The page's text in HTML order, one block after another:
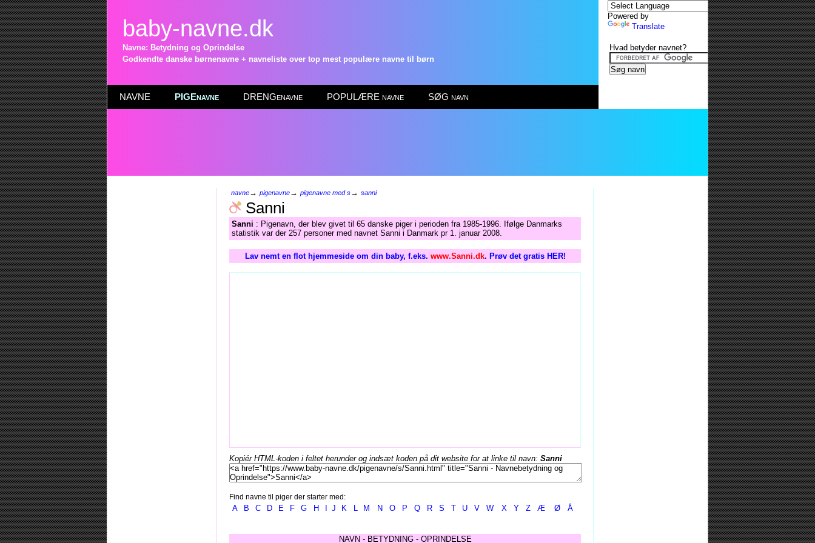
baby-navne.dk
Navne: Betydning og Oprindelse
Godkendte danske børnenavne + navneliste over top mest populære navne til børn
NAVNE PIGEnavne DRENGenavne POPULÆRE navne SØG navn
navne→ pigenavne→ pigenavne med s→ sanni
Sanni
Sanni : Pigenavn, der blev givet til 65 danske piger i perioden fra 1985-1996. Ifølge Danmarks
statistik var der 257 personer med navnet Sanni i Danmark pr 1. januar 2008.
Lav nemt en flot hjemmeside om din baby, f.eks. www.Sanni.dk. Prøv det gratis HER!
Kopiér HTML-koden i feltet herunder og indsæt koden på dit website for at linke til navn: Sanni
Find navne til piger der starter med:
A B C D E F G H J K L M N O P Q R S T U V W X Y Z Æ Ø Å
NAVN - BETYDNING - OPRINDELSE
Powered by
Translate
Hvad betyder navnet?